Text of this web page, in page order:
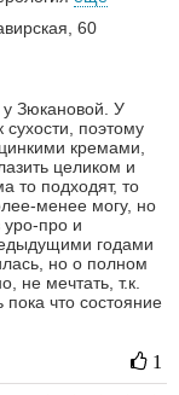
60
Зюкановой. У
поэтому
кремами,
целиком и
то подходят, то
менее могу, но
уро-про и
годами
но о полном
не мечтать, т.к.
что состояние
1